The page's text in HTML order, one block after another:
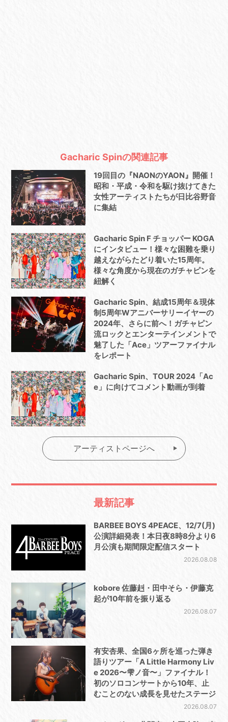
Gacharic Spinの関連記事
19回目の『NAONのYAON』開催！
昭和・平成・令和を駆け抜けてきた
女性アーティストたちが日比谷野音
に集結
Gacharic Spin F チョッパー KOGA
にインタビュー！様々な困難を乗り
越えながらたどり着いた15周年。
様々な角度から現在のガチャピンを
紐解く
Gacharic Spin、結成15周年＆現体
制5周年Wアニバーサリーイヤーの
2024年、さらに前へ！ガチャピン
流ロックとエンターテインメントで
魅了した「Ace」ツアーファイナル
をレポート
Gacharic Spin、TOUR 2024「Ac
e」に向けてコメント動画が到着
アーティストページへ
最新記事
BARBEE BOYS 4PEACE、12/7(月)
公演詳細発表！本日夜8時8分より6
月公演も期間限定配信スタート
2026.08.08
kobore 佐藤赳・田中そら・伊藤克
起が10年前を振り返る
2026.08.07
有安杏果、全国6ヶ所を巡った弾き
語りツアー「A Little Harmony Liv
e 2026〜雫ノ音〜」ファイナル！
初のソロコンサートから10年、止
むことのない成長を見せたステージ
2026.08.07